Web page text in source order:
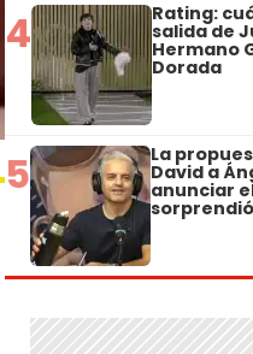
4 Rating:
salida de
Hermano
Dorada
5 La
David a
anunciar